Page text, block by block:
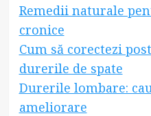
Remedii naturale
cronice
Cum să corectezi
durerile de spate
Durerile lombare:
ameliorare